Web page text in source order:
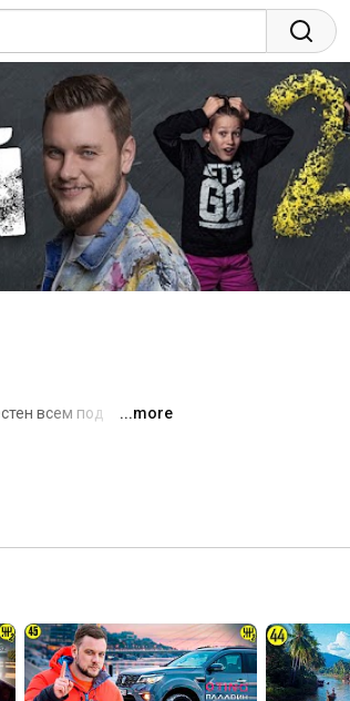
всем под
и юриста. У меня есть
...more